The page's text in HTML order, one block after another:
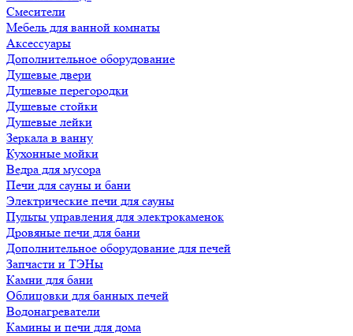
Смесители
Мебель для ванной комнаты
Аксессуары
Дополнительное оборудование
Душевые двери
Душевые перегородки
Душевые стойки
Душевые лейки
Зеркала в ванну
Кухонные мойки
Ведра для мусора
Печи для сауны и бани
Электрические печи для сауны
Пульты управления для электрокаменок
Дровяные печи для бани
Дополнительное оборудование для печей
Запчасти и ТЭНы
Камни для бани
Облицовки для банных печей
Водонагреватели
Камины и печи для дома